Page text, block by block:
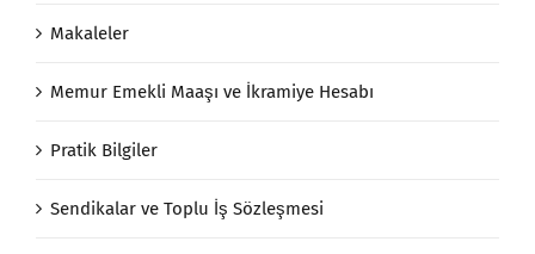
Makaleler
Memur Emekli Maaşı ve İkramiye Hesabı
Pratik Bilgiler
Sendikalar ve Toplu İş Sözleşmesi